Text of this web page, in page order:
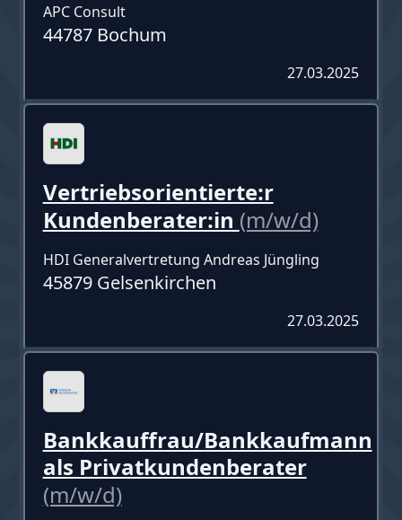
APC Consult
44787 Bochum
27.03.2025
Vertriebsorientierte:r
Kundenberater:in (m/w/d)
HDI Generalvertretung Andreas Jüngling
45879 Gelsenkirchen
27.03.2025
Bankkauffrau/Bankkaufmann
als Privatkundenberater
(m/w/d)